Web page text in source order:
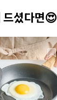
드셨다면😍